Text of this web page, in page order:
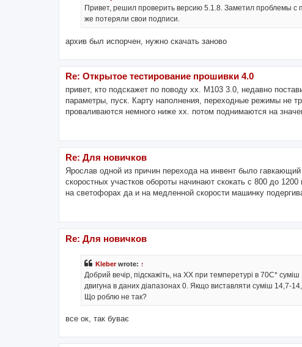
Привет, решил проверить версию 5.1.8. Заметил проблемы
же потеряли свои подписи.
архив был испорчен, нужно скачать заново
Re: Открытое тестирование прошивки 4.0
привет, кто подскажет по поводу хх. М103 3.0, недавно
параметры, пуск. Карту наполнения, переходные режимы не
проваливаются немного ниже хх. потом поднимаются на
Re: Для новичков
Ярослав одной из причин перехода на инвент было
скоростных участков обороты начинают скокать с 800 до
на светофорах да и на медленной скорости машинку
Re: Для новичков
Kleberwrote: ↑
Добрий вечір, підскажіть, на ХХ при темперетурі в 70С*
двигуна в даних діапазонах 0. Якщо виставляти суміш 14,7-
Що роблю не так?
все ок, так буває